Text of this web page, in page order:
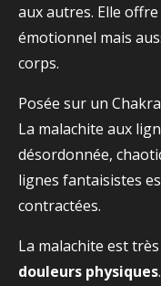
aux autres. Elle
émotionnel mais
corps.
Posée sur un
La malachite aux
désordonnée,
lignes fantaisistes
contractées.
La malachite est
douleurs physiques